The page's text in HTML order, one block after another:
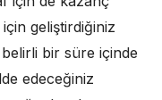
geliştirdiğiniz
bir süre içinde
edeceğiniz